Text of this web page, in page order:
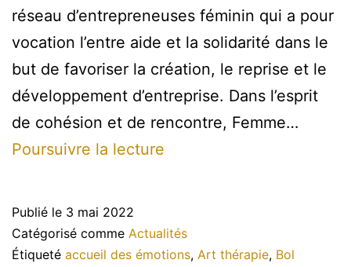
réseau d’entrepreneuses féminin qui a pour
vocation l’entre aide et la solidarité dans le
but de favoriser la création, le reprise et le
développement d’entreprise. Dans l’esprit
de cohésion et de rencontre, Femme…
Poursuivre la lecture
Publié le 3 mai 2022
Catégorisé comme Actualités
Étiqueté accueil des émotions, Art thérapie, Bol